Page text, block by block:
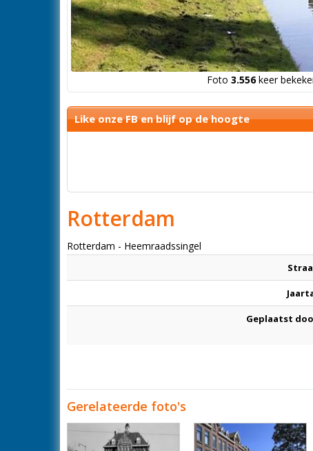
Foto 3.556keer
Like onze FB en blijf op de hoogte
Rotterdam
Rotterdam - Heemraadssingel
Geplaatst
Gerelateerde foto's